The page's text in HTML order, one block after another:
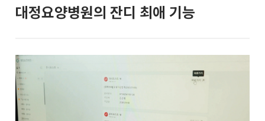
대정요양병원의 잔디 최애 기능